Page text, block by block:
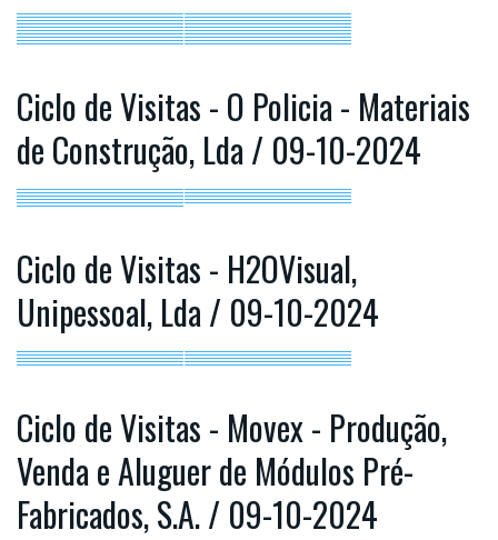
Ciclo de Visitas - O Policia - Materiais
de Construção, Lda / 09-10-2024
Ciclo de Visitas - H2OVisual,
Unipessoal, Lda / 09-10-2024
Ciclo de Visitas - Movex - Produção,
Venda e Aluguer de Módulos Pré-
Fabricados, S.A. / 09-10-2024